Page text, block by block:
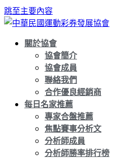
跳至主要內容
關於協會
協會簡介
協會成員
聯絡我們
合作優良經銷商
每日名家推薦
專家合盤推薦
焦點賽事分析文
分析師成員
分析師勝率排行榜